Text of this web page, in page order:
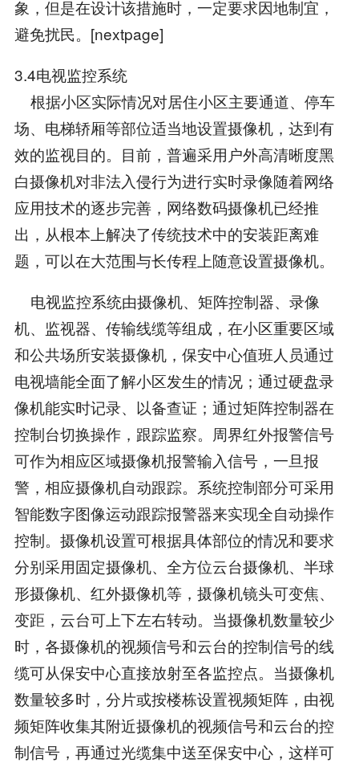
象，但是在设计该措施时，一定要求因地制宜，
避免扰民。[nextpage]
3.4电视监控系统
根据小区实际情况对居住小区主要通道、停车
场、电梯轿厢等部位适当地设置摄像机，达到有
效的监视目的。目前，普遍采用户外高清晰度黑
白摄像机对非法入侵行为进行实时录像随着网络
应用技术的逐步完善，网络数码摄像机已经推
出，从根本上解决了传统技术中的安装距离难
题，可以在大范围与长传程上随意设置摄像机。
电视监控系统由摄像机、矩阵控制器、录像
机、监视器、传输线缆等组成，在小区重要区域
和公共场所安装摄像机，保安中心值班人员通过
电视墙能全面了解小区发生的情况；通过硬盘录
像机能实时记录、以备查证；通过矩阵控制器在
控制台切换操作，跟踪监察。周界红外报警信号
可作为相应区域摄像机报警输入信号，一旦报
警，相应摄像机自动跟踪。系统控制部分可采用
智能数字图像运动跟踪报警器来实现全自动操作
控制。摄像机设置可根据具体部位的情况和要求
分别采用固定摄像机、全方位云台摄像机、半球
形摄像机、红外摄像机等，摄像机镜头可变焦、
变距，云台可上下左右转动。当摄像机数量较少
时，各摄像机的视频信号和云台的控制信号的线
缆可从保安中心直接放射至各监控点。当摄像机
数量较多时，分片或按楼栋设置视频矩阵，由视
频矩阵收集其附近摄像机的视频信号和云台的控
制信号，再通过光缆集中送至保安中心，这样可